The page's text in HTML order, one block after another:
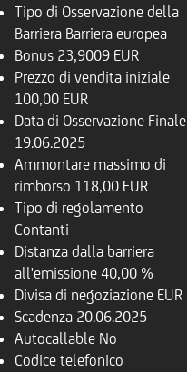
Tipo di Osservazione della
Barriera Barriera europea
Bonus 23,9009 EUR
Prezzo di vendita iniziale
100,00 EUR
Data di Osservazione Finale
19.06.2025
Ammontare massimo di
rimborso 118,00 EUR
Tipo di regolamento
Contanti
Distanza dalla barriera
all'emissione 40,00 %
Divisa di negoziazione EUR
Scadenza 20.06.2025
Autocallable No
Codice telefonico